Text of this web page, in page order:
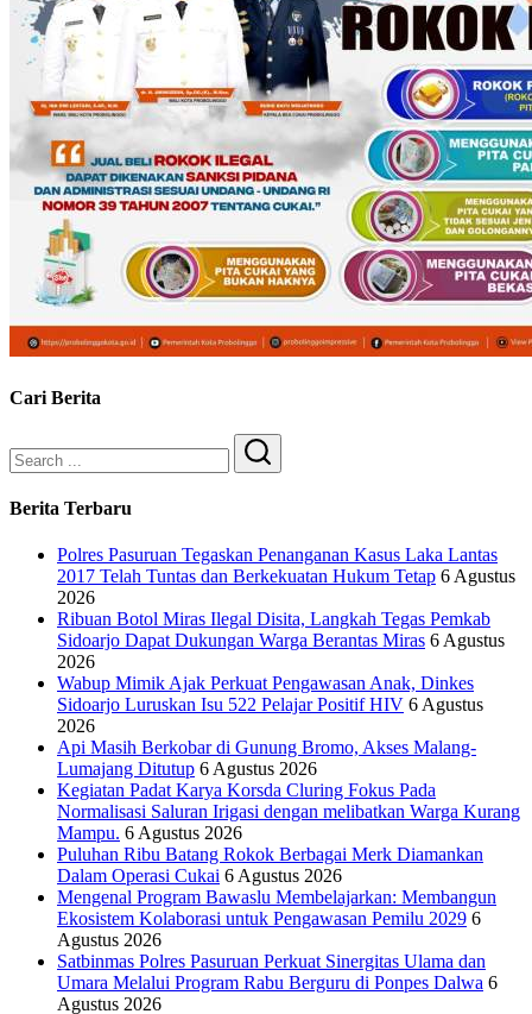
Cari Berita
Search
Berita Terbaru
Polres Pasuruan Tegaskan Penanganan Kasus Laka Lantas
2017 Telah Tuntas dan Berkekuatan Hukum Tetap 6 Agustus
2026
Ribuan Botol Miras Ilegal Disita, Langkah Tegas Pemkab
Sidoarjo Dapat Dukungan Warga Berantas Miras 6 Agustus
2026
Wabup Mimik Ajak Perkuat Pengawasan Anak, Dinkes
Sidoarjo Luruskan Isu 522 Pelajar Positif HIV 6 Agustus
2026
Api Masih Berkobar di Gunung Bromo, Akses Malang-
Lumajang Ditutup 6 Agustus 2026
Kegiatan Padat Karya Korsda Cluring Fokus Pada
Normalisasi Saluran Irigasi dengan melibatkan Warga Kurang
Mampu. 6 Agustus 2026
Puluhan Ribu Batang Rokok Berbagai Merk Diamankan
Dalam Operasi Cukai 6 Agustus 2026
Mengenal Program Bawaslu Membelajarkan: Membangun
Ekosistem Kolaborasi untuk Pengawasan Pemilu 2029 6
Agustus 2026
Satbinmas Polres Pasuruan Perkuat Sinergitas Ulama dan
Umara Melalui Program Rabu Berguru di Ponpes Dalwa 6
Agustus 2026